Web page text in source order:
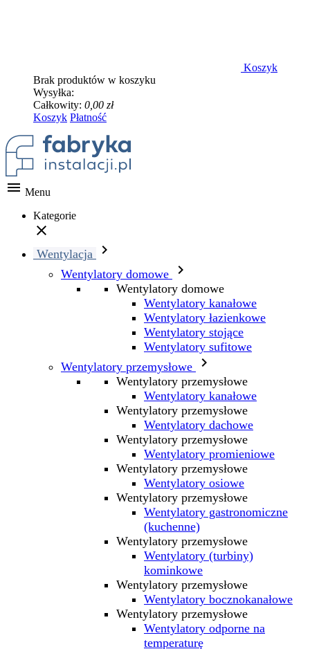
Koszyk
Brak produktów w koszyku
Wysyłka:
Całkowity: 0,00 zł
Koszyk Płatność
 Menu
Kategorie

Wentylacja 
Wentylatory domowe 
Wentylatory domowe
Wentylatory kanałowe
Wentylatory łazienkowe
Wentylatory stojące
Wentylatory sufitowe
Wentylatory przemysłowe

Wentylatory przemysłowe
Wentylatory kanałowe
Wentylatory przemysłowe
Wentylatory dachowe
Wentylatory przemysłowe
Wentylatory promieniowe
Wentylatory przemysłowe
Wentylatory osiowe
Wentylatory przemysłowe
Wentylatory gastronomiczne
(kuchenne)
Wentylatory przemysłowe
Wentylatory (turbiny)
kominkowe
Wentylatory przemysłowe
Wentylatory bocznokanałowe
Wentylatory przemysłowe
Wentylatory odporne na
temperaturę